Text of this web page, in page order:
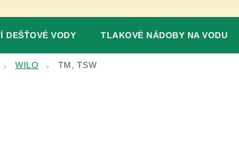
DEŠŤOVÉ VODY TLAKOVÉ NÁDOBY NA VODU
WILO TM, TSW